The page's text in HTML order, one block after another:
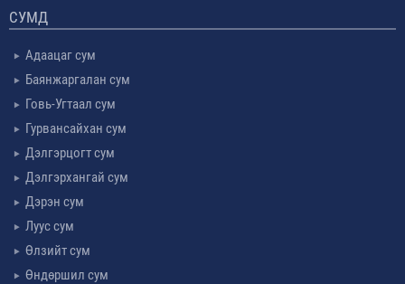
СУМД
Адаацаг сум
Баянжаргалан сум
Говь-Угтаал сум
Гурвансайхан сум
Дэлгэрцогт сум
Дэлгэрхангай сум
Дэрэн сум
Луус сум
Өлзийт сум
Өндөршил сум